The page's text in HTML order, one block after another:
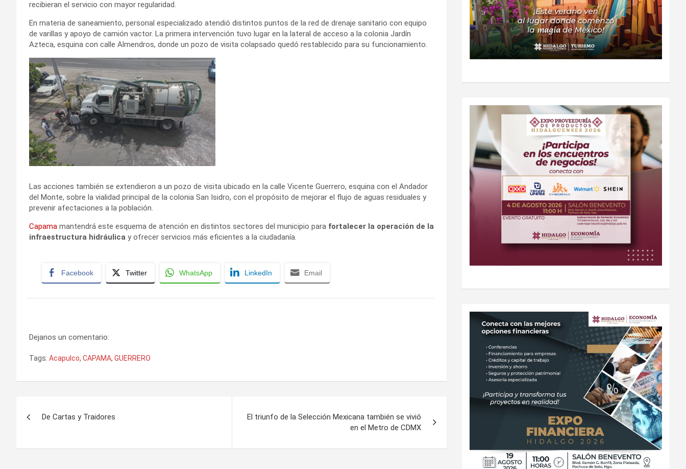
recibieran el servicio con mayor regularidad.
En materia de saneamiento, personal especializado atendió distintos puntos de la red de drenaje sanitario con equipo
de varillas y apoyo de camión vactor. La primera intervención tuvo lugar en la lateral de acceso a la colonia Jardín
Azteca, esquina con calle Almendros, donde un pozo de visita colapsado quedó restablecido para su funcionamiento.
Las acciones también se extendieron a un pozo de visita ubicado en la calle Vicente Guerrero, esquina con el Andador
del Monte, sobre la vialidad principal de la colonia San Isidro, con el propósito de mejorar el flujo de aguas residuales y
prevenir afectaciones a la población.
Capama mantendrá este esquema de atención en distintos sectores del municipio para fortalecer la operación de la
infraestructura hidráulica y ofrecer servicios más eficientes a la ciudadanía.
Facebook Twitter WhatsApp LinkedIn Email
Dejanos un comentario:
Tags: Acapulco, CAPAMA, GUERRERO
entradas
De Cartas y Traidores
El triunfo de la Selección Mexicana también se vivió
en el Metro de CDMX